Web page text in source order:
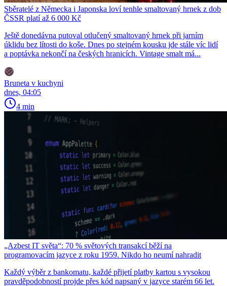
Sběratelé z Německa i Japonska loví tenhle smaltovaný hrnek z dob
ČSSR platí až 6 000 Kč
Ještě donedávna putoval otlučený smaltovaný hrnek při jarním
úklidu bez lítosti do koše. Dnes po stejném kousku jde stále víc lidí
a poptávka nekončí na českých hranicích. Vintage smalt má...
Bruneta v kuchyni
dnes, 04:05
4 min
„Azbest IT světa“: 70 % světových transakcí běží na
programovacím jazyce z roku 1959. Nikdo ho neumí nahradit
Každý výběr z bankomatu, každé přijetí platby kartou s vysokou
pravděpodobností projde přes kód napsaný v jazyce starém 66 let.